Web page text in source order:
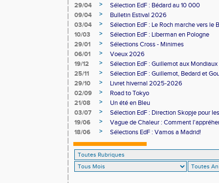
29/04
>
Sélection EdF : Bédard au 10 000
09/04
>
Bulletin Estival 2026
03/04
>
Sélection EdF : Le Roch marche vers le
10/03
>
Sélection EdF : Liberman en Pologne
29/01
>
Sélections Cross - Minimes
06/01
>
Voeux 2026
19/12
>
Sélection EdF : Guillemot aux Mondiaux
25/11
>
Sélection EdF : Guillemot, Bedard et
29/10
>
Livret hivernal 2025-2026
02/09
>
Road to Tokyo
21/08
>
Un été en Bleu
03/07
>
Sélection EdF : Direction Skopje pour
19/06
>
Vague de Chaleur : Comment
18/06
> Sélections EdF : Vamos a Madrid!